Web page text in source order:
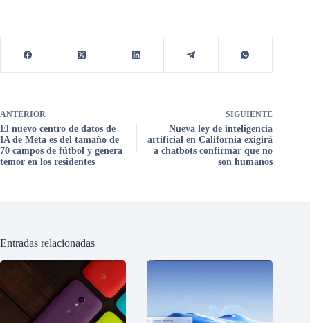
ANTERIOR
El nuevo centro de datos de
IA de Meta es del tamaño de
70 campos de fútbol y genera
temor en los residentes
SIGUIENTE
Nueva ley de inteligencia
artificial en California exigirá
a chatbots confirmar que no
son humanos
Entradas relacionadas